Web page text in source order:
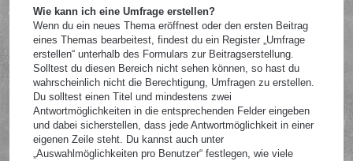
Wie kann ich eine Umfrage erstellen?
Wenn du ein neues Thema eröffnest oder den ersten Beitrag
eines Themas bearbeitest, findest du ein Register „Umfrage
erstellen“ unterhalb des Formulars zur Beitragserstellung.
Solltest du diesen Bereich nicht sehen können, so hast du
wahrscheinlich nicht die Berechtigung, Umfragen zu erstellen.
Du solltest einen Titel und mindestens zwei
Antwortmöglichkeiten in die entsprechenden Felder eingeben
und dabei sicherstellen, dass jede Antwortmöglichkeit in einer
eigenen Zeile steht. Du kannst auch unter
„Auswahlmöglichkeiten pro Benutzer“ festlegen, wie viele